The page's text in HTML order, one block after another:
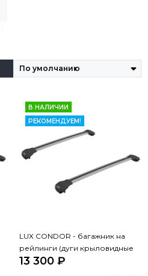
В НАЛИЧИИ
РЕКОМЕНДУЕМ!
LUX CONDOR - багажник на
рейлинги (дуги крыловидные
серые 110 см)
13 300 ₽